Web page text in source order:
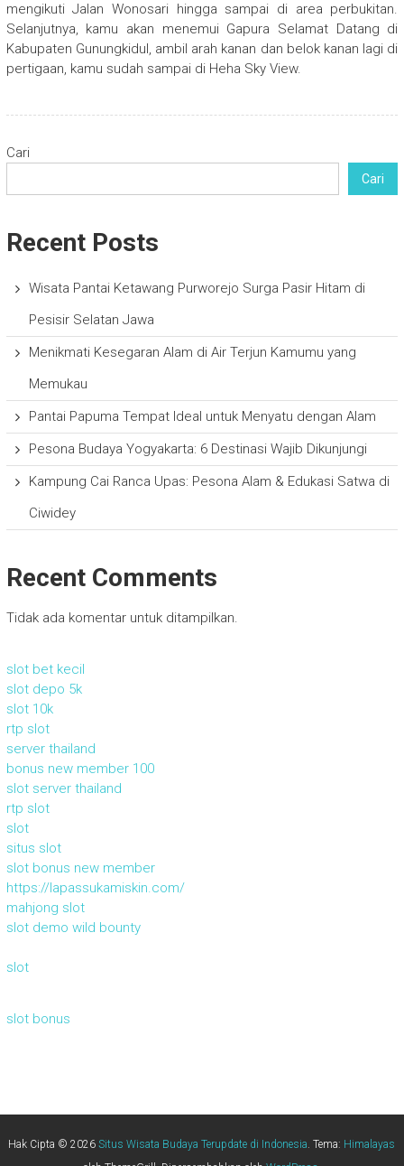
mengikuti Jalan Wonosari hingga sampai di area perbukitan.
Selanjutnya, kamu akan menemui Gapura Selamat Datang di
Kabupaten Gunungkidul, ambil arah kanan dan belok kanan lagi di
pertigaan, kamu sudah sampai di Heha Sky View.
Cari
Cari
Recent Posts
Wisata Pantai Ketawang Purworejo Surga Pasir Hitam di
Pesisir Selatan Jawa
Menikmati Kesegaran Alam di Air Terjun Kamumu yang
Memukau
Pantai Papuma Tempat Ideal untuk Menyatu dengan Alam
Pesona Budaya Yogyakarta: 6 Destinasi Wajib Dikunjungi
Kampung Cai Ranca Upas: Pesona Alam & Edukasi Satwa di
Ciwidey
Recent Comments
Tidak ada komentar untuk ditampilkan.
slot bet kecil
slot depo 5k
slot 10k
rtp slot
server thailand
bonus new member 100
slot server thailand
rtp slot
slot
situs slot
slot bonus new member
https://lapassukamiskin.com/
mahjong slot
slot demo wild bounty
slot
slot bonus
Hak Cipta © 2026Situs Wisata Budaya Terupdate di Indonesia. Tema: Himalayas